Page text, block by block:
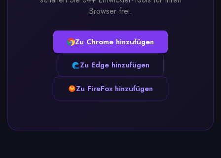
Browser frei.
Zu Chrome hinzufügen
Zu Edge hinzufügen
Zu FireFox hinzufügen